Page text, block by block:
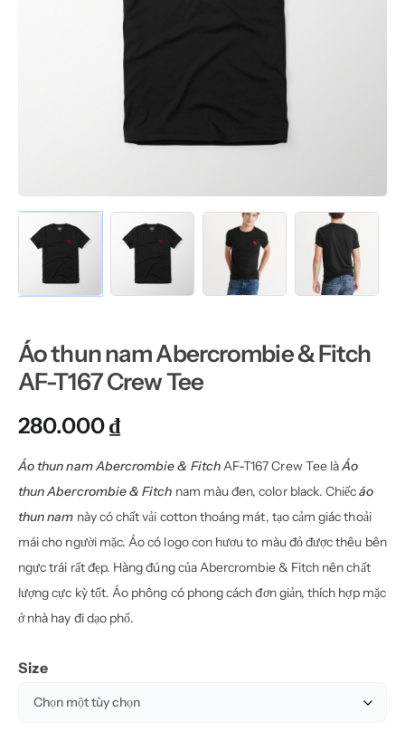
Áo thun nam Abercrombie & Fitch
AF-T167 Crew Tee
280.000₫
Áo thun nam Abercrombie & FitchAF-T167 Crew Tee làÁo
thun Abercrombie & Fitch nam màu đen, color black. Chiếcáo
thun nam này có chất vải cotton thoáng mát, tạo cảm giác thoải
mái cho người mặc. Áo có logo con hươu to màu đỏ được thêu bên
ngực trái rất đẹp. Hàng đúng của Abercrombie & Fitch nên chất
lượng cực kỳ tốt. Áo phông có phong cách đơn giản, thích hợp mặc
ở nhà hay đi dạo phố.
Size